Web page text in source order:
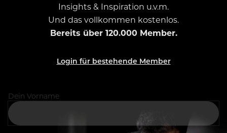
Insights & Inspiration u.v.m.
Und das vollkommen kostenlos.
Bereits über 120.000 Member.
Login für bestehende Member
Dein Vorname